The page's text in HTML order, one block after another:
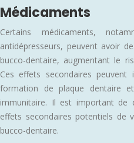
Médicaments
Certains médicaments,
antidépresseurs, peuvent avoir
bucco-dentaire, augmentant le
Ces effets secondaires peuvent
formation de plaque dentaire
immunitaire. Il est important de
effets secondaires potentiels de
bucco-dentaire.